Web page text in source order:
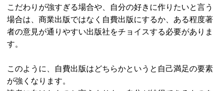
こだわりが強すぎる場合や、自分の好きに作りたいと言う
場合は、商業出版ではなく自費出版にするか、ある程度著
者の意見が通りやすい出版社をチョイスする必要がありま
す。
このように、自費出版はどちらかというと自己満足の要素
が強くなります。